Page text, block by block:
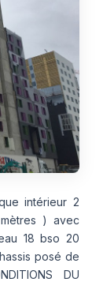
intérieur 2
) avec
18 bso 20
posé de
DU